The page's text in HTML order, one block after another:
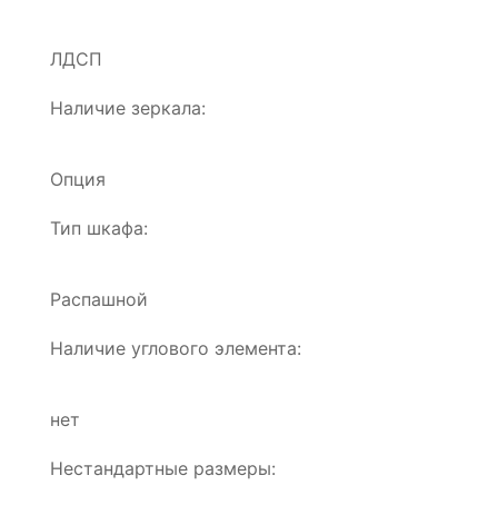
ЛДСП
Наличие зеркала:
Опция
Тип шкафа:
Распашной
Наличие углового элемента:
нет
Нестандартные размеры: